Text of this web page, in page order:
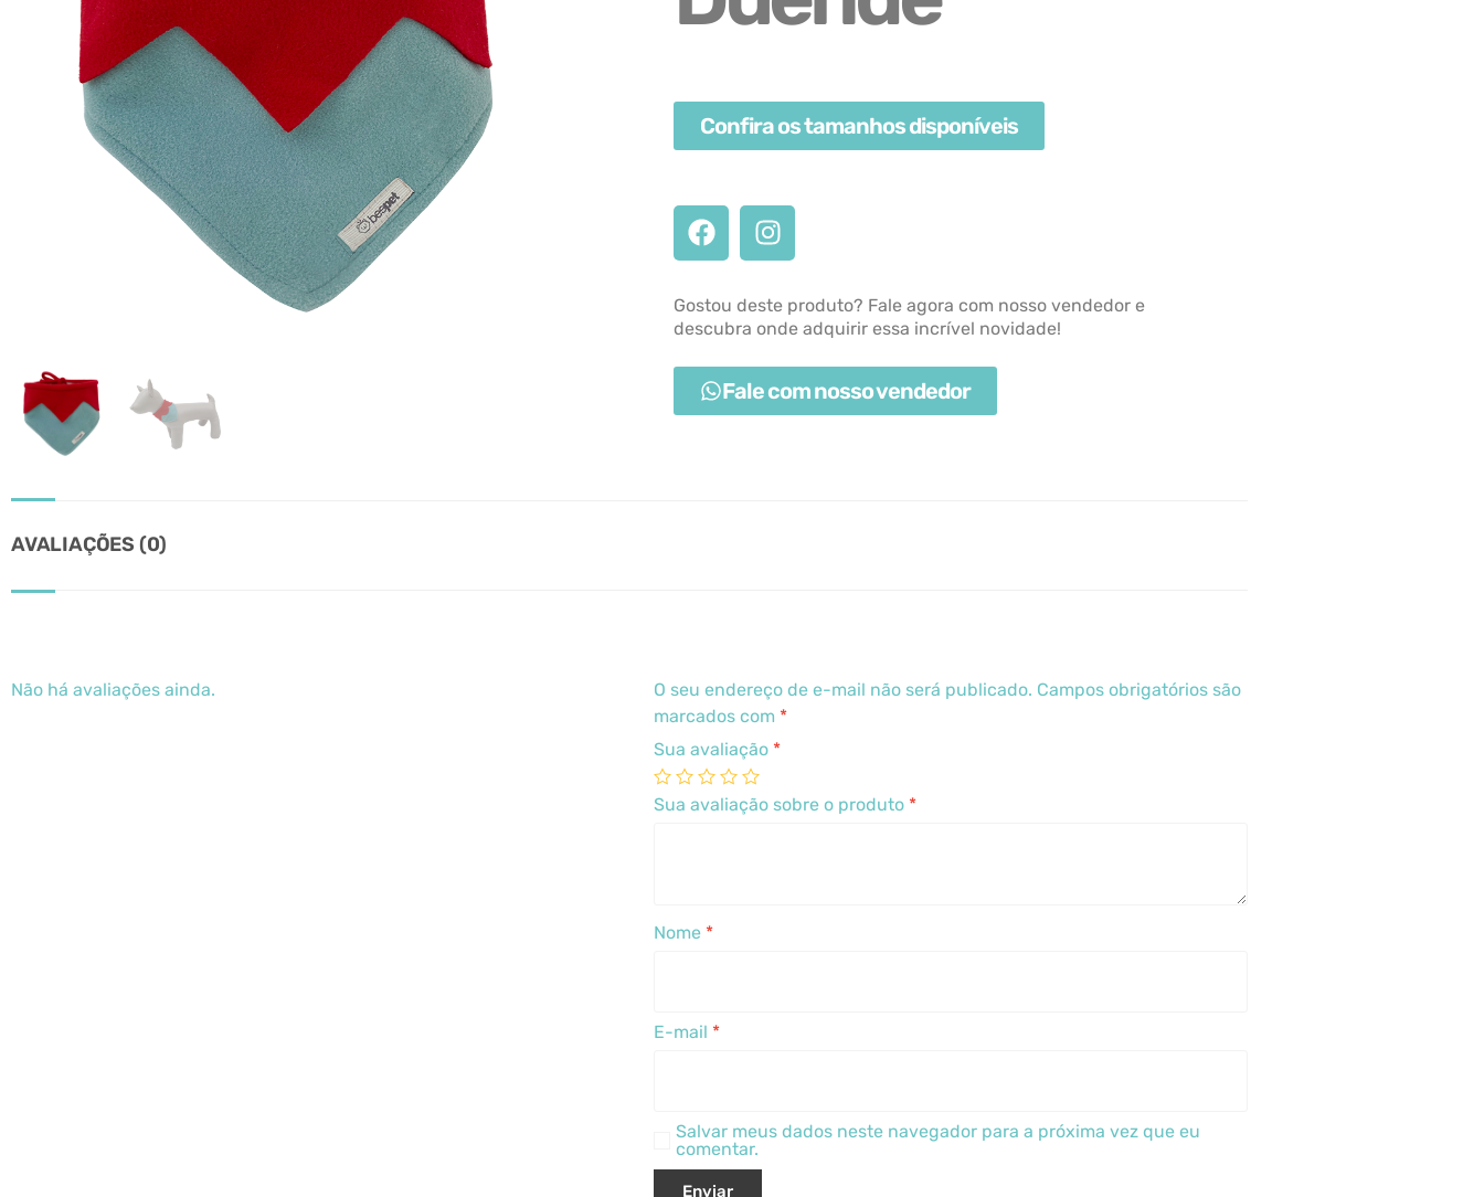
Confira os tamanhos disponíveis
Gostou deste produto? Fale agora com nosso vendedor e
descubra onde adquirir essa incrível novidade!
Fale com nosso vendedor
AVALIAÇÕES (0)
Não há avaliações ainda. O seu endereço de e-mail não será publicado. Campos obrigatórios são
marcados com *
Sua avaliação *
Sua avaliação sobre o produto *
Nome *
E-mail *
Salvar meus dados neste navegador para a próxima vez que eu
comentar.